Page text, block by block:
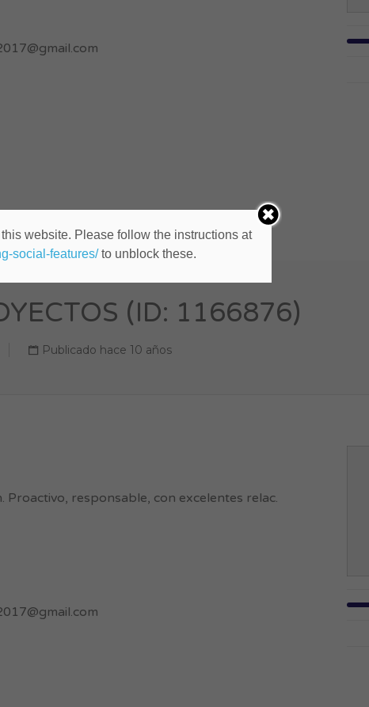
(ID: 1166876)
Publicado hace 10 años
Proactivo, responsable, con excelentes relac.
website. Please follow the instructions at
social-features/to unblock these.